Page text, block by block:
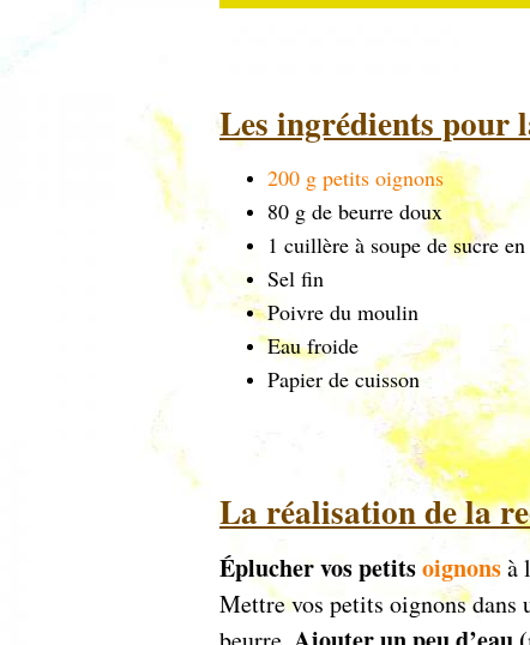
Les ingrédients pour
200 g petits oignons
80 g de beurre doux
1 cuillère à soupe de sucre
Sel fin
Poivre du moulin
Eau froide
Papier de cuisson
La réalisation de la
Éplucher vos petitsoignonsà
Mettre vos petits oignons dans